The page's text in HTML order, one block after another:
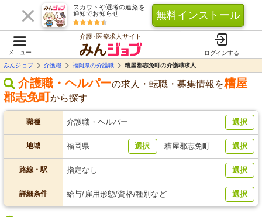
スカウトや選考の連絡を
通知でお知らせ
無料インストール
メニュー
介護･医療求人サイト
ログインする
みんジョブ
介護職 福岡県の介護職 糟屋郡志免町の介護職求人
介護職・ヘルパーの求人・転職・募集情報を糟屋
郡志免町から探す
職種 介護職・ヘルパー 選択
地域 福岡県 選択 糟屋郡志免町 選択
路線・駅 指定なし 選択
詳細条件 給与/雇用形態/資格/種別など 選択